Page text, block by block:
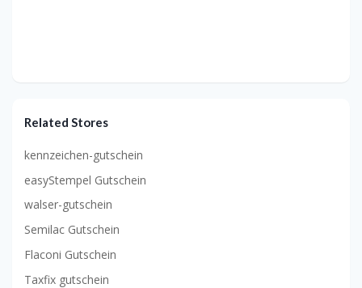
Related Stores
kennzeichen-gutschein
easyStempel Gutschein
walser-gutschein
Semilac Gutschein
Flaconi Gutschein
Taxfix gutschein